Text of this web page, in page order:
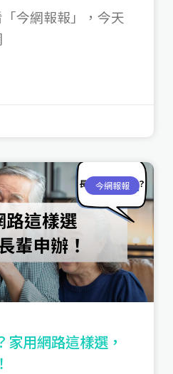
今網報報」，今天
今網報報
用網路這樣選，